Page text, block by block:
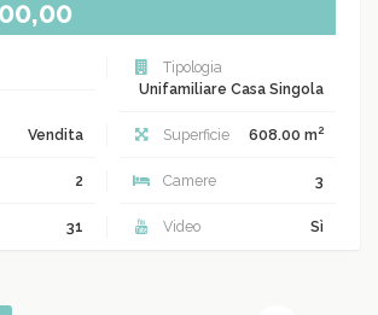
Tipologia
Unifamiliare Casa Singola
Vendita Superficie 608.00 m2
2 Camere 3
31 Video Sì